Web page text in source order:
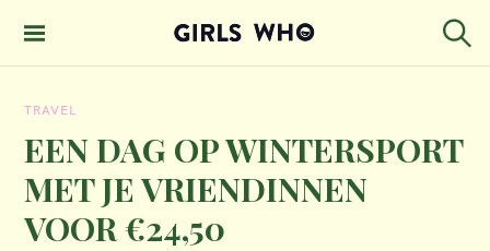
GIRLS WHO
c
h
TRAVEL
EEN DAG OP WINTERSPORT
MET JE VRIENDINNEN
VOOR €24,50